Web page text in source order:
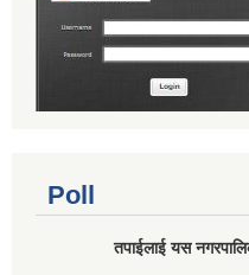
Poll
तपाईलाई यस